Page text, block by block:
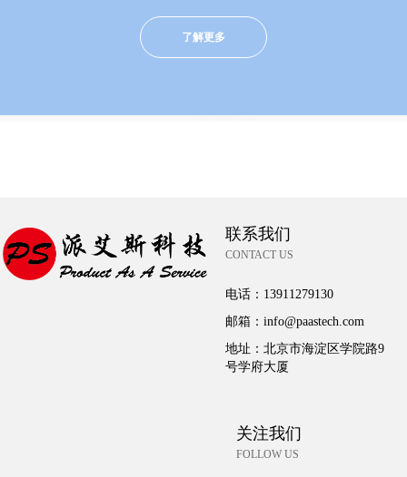
了解更多
电话： 13911279130
邮箱：info@paastech.com
地址：北京市海淀区学院路9
号学府大厦
联系我们
CONTACT US
关注我们
FOLLOW US